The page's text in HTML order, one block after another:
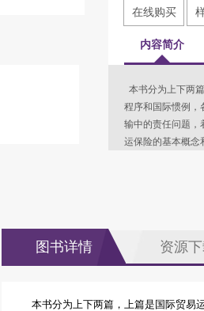
在线购买
内容简介
本书分为上下两
程序和国际惯例，
输中的责任问题，
运保险的基本概念
图书详情 资源
本书分为上下两篇，上篇是国际贸易